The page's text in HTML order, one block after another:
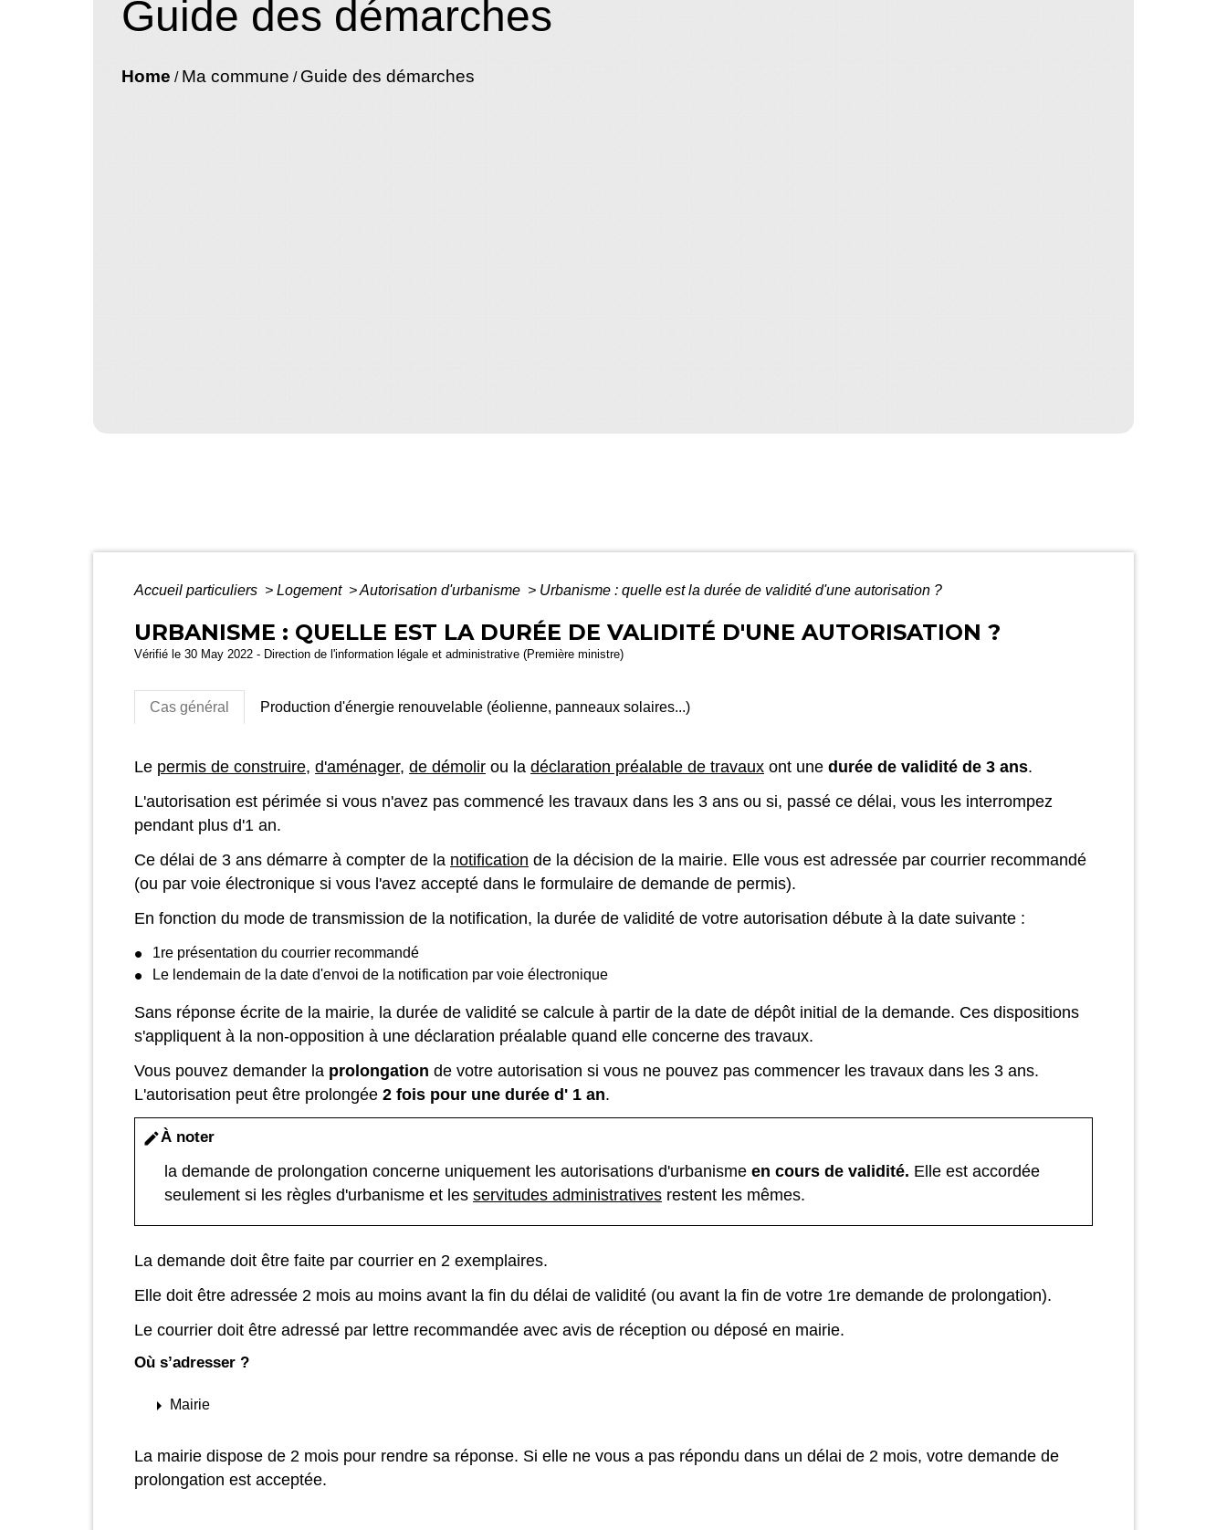
Guide des démarches
Home / Ma commune / Guide des démarches
Accueil particuliers > Logement >Autorisation d'urbanisme > Urbanisme : quelle est la durée de validité d'une autorisation ?
URBANISME : QUELLE EST LA DURÉE DE VALIDITÉ D'UNE AUTORISATION ?
Vérifié le 30 May 2022 - Direction de l'information légale et administrative (Première ministre)
Cas général Production d'énergie renouvelable (éolienne, panneaux solaires...)
Le permis de construire, d'aménager, de démolir ou la déclaration préalable de travaux ont une durée de validité de 3 ans.
L'autorisation est périmée si vous n'avez pas commencé les travaux dans les 3 ans ou si, passé ce délai, vous les interrompez
pendant plus d'1 an.
Ce délai de 3 ans démarre à compter de la notification de la décision de la mairie. Elle vous est adressée par courrier recommandé
(ou par voie électronique si vous l'avez accepté dans le formulaire de demande de permis).
En fonction du mode de transmission de la notification, la durée de validité de votre autorisation débute à la date suivante :
1re présentation du courrier recommandé
Le lendemain de la date d'envoi de la notification par voie électronique
Sans réponse écrite de la mairie, la durée de validité se calcule à partir de la date de dépôt initial de la demande. Ces dispositions
s'appliquent à la non-opposition à une déclaration préalable quand elle concerne des travaux.
Vous pouvez demander la prolongation de votre autorisation si vous ne pouvez pas commencer les travaux dans les 3 ans.
L'autorisation peut être prolongée 2 fois pour une durée d' 1 an.
editÀ noter
la demande de prolongation concerne uniquement les autorisations d'urbanisme en cours de validité. Elle est accordée
seulement si les règles d'urbanisme et les servitudes administratives restent les mêmes.
La demande doit être faite par courrier en 2 exemplaires.
Elle doit être adressée 2 mois au moins avant la fin du délai de validité (ou avant la fin de votre 1re demande de prolongation).
Le courrier doit être adressé par lettre recommandée avec avis de réception ou déposé en mairie.
Où s’adresser ?
arrow_right Mairie
La mairie dispose de 2 mois pour rendre sa réponse. Si elle ne vous a pas répondu dans un délai de 2 mois, votre demande de
prolongation est acceptée.